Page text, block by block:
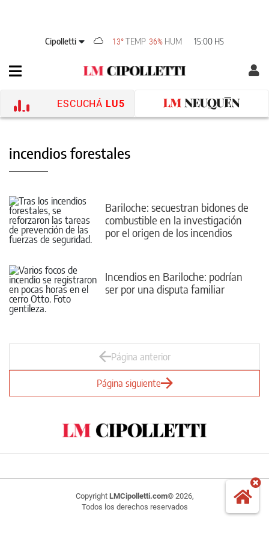
Cipolletti 13°TEMP 36% HUM 15:00 HS
ESCUCHÁ LU5
incendios forestales
Bariloche: secuestran bidones de
combustible en la investigación
por el origen de los incendios
Incendios en Bariloche: podrían
ser por una disputa familiar
Página anterior
Página siguiente
Copyright LMCipolletti.com© 2026,
Todos los derechos reservados